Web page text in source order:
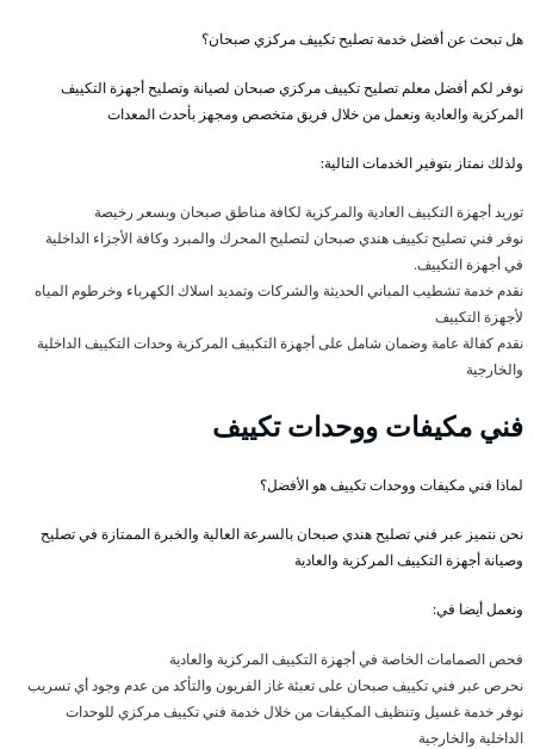
هل تبحث عن أفضل خدمة تصليح تكييف مركزي صبحان؟
نوفر لكم أفضل معلم تصليح تكييف مركزي صبحان لصيانة وتصليح أجهزة التكييف
المركزية والعادية ونعمل من خلال فريق متخصص ومجهز بأحدث المعدات
ولذلك نمتاز بتوفير الخدمات التالية:
توريد أجهزة التكييف العادية والمركزية لكافة مناطق صبحان وبسعر رخيصة
نوفر فني تصليح تكييف هندي صبحان لتصليح المحرك والمبرد وكافة الأجزاء الداخلية
في أجهزة التكييف.
نقدم خدمة تشطيب المباني الحديثة والشركات وتمديد اسلاك الكهرباء وخرطوم المياه
لأجهزة التكييف
نقدم كفالة عامة وضمان شامل على أجهزة التكييف المركزية وحدات التكييف الداخلية
والخارجية
فني مكيفات ووحدات تكييف
لماذا فني مكيفات ووحدات تكييف هو الأفضل؟
نحن نتميز عبر فني تصليح هندي صبحان بالسرعة العالية والخبرة الممتازة في تصليح
وصيانة أجهزة التكييف المركزية والعادية
ونعمل أيضا في:
فحص الصمامات الخاصة في أجهزة التكييف المركزية والعادية
نحرص عبر فني تكييف صبحان على تعبئة غاز الفريون والتأكد من عدم وجود أي تسريب
نوفر خدمة غسيل وتنظيف المكيفات من خلال خدمة فني تكييف مركزي للوحدات
الداخلية والخارجية